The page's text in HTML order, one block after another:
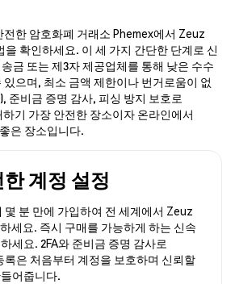
한 암호화폐 거래소 Phemex에서 Zeuz
을 확인하세요. 이 세 가지 간단한 단계로 신
금 또는 제3자 제공업체를 통해 낮은 수수
있으며, 최소 금액 제한이나 번거로움이 없
준비금 증명 감사, 피싱 방지 보호로
기 가장 안전한 장소이자 온라인에서
은 장소입니다.
계정 설정
몇 분 만에 가입하여 전 세계에서 Zeuz
세요. 즉시 구매를 가능하게 하는 신속
세요. 2FA와 준비금 증명 감사로
록은 처음부터 계정을 보호하며 신뢰할
어줍니다.